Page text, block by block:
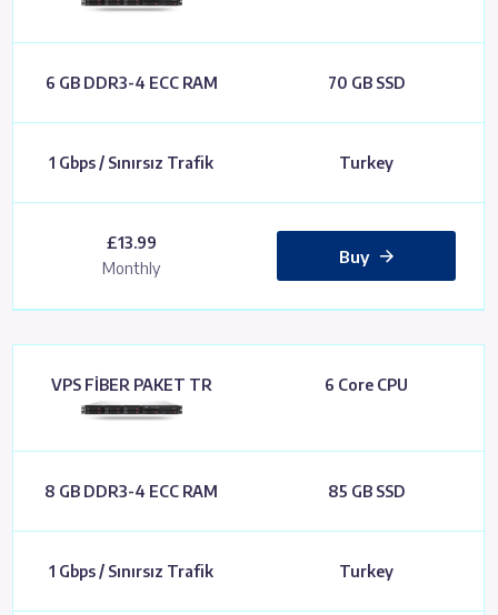
6 GB DDR3-4 ECC RAM 70 GB SSD
1 Gbps / Sınırsız Trafik Turkey
£13.99
Monthly
Buy
VPS FİBER PAKET TR 6 Core CPU
8 GB DDR3-4 ECC RAM 85 GB SSD
1 Gbps / Sınırsız Trafik Turkey